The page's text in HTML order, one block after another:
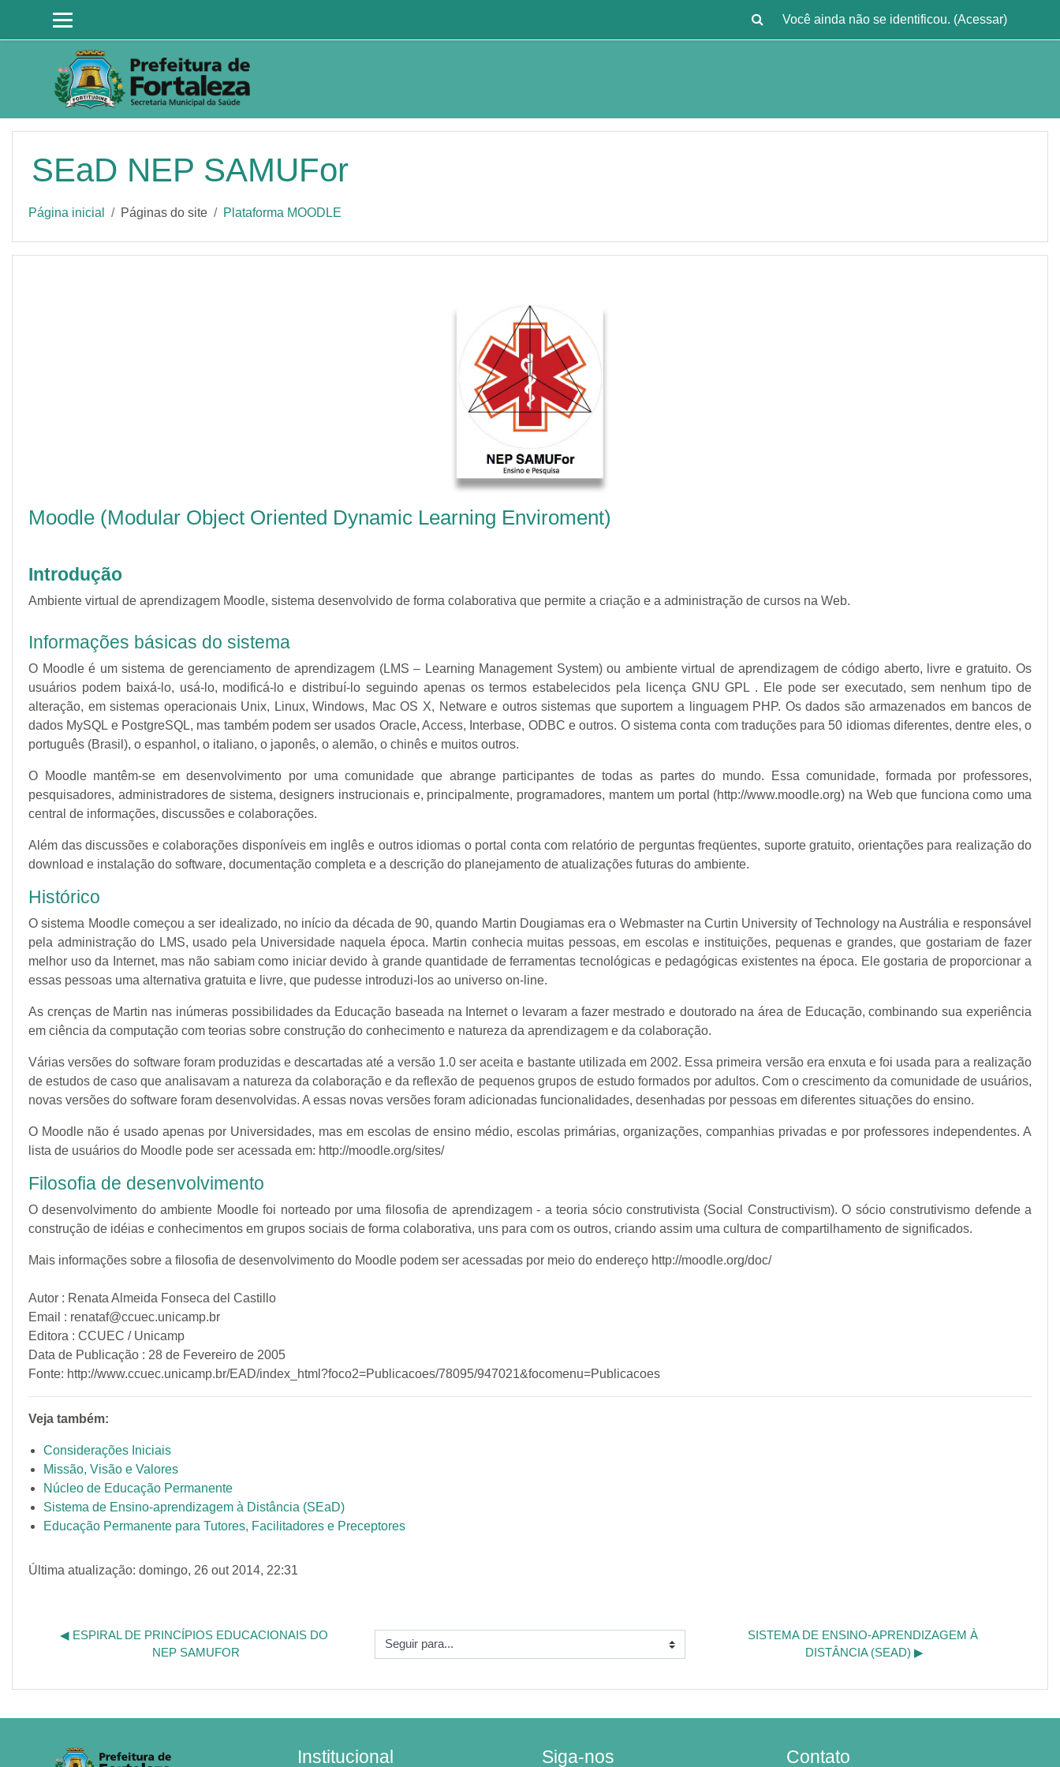
Você ainda não se identificou. (Acessar)
SEaD NEP SAMUFor
Página inicial Páginas do site Plataforma MOODLE
Moodle (Modular Object Oriented Dynamic Learning Enviroment)
Introdução
Ambiente virtual de aprendizagem Moodle, sistema desenvolvido de forma colaborativa que permite a criação e a administração de cursos na Web.
Informações básicas do sistema
O Moodle é um sistema de gerenciamento de aprendizagem (LMS – Learning Management System) ou ambiente virtual de aprendizagem de código aberto, livre e gratuito. Os
usuários podem baixá-lo, usá-lo, modificá-lo e distribuí-lo seguindo apenas os termos estabelecidos pela licença GNU GPL . Ele pode ser executado, sem nenhum tipo de
alteração, em sistemas operacionais Unix, Linux, Windows, Mac OS X, Netware e outros sistemas que suportem a linguagem PHP. Os dados são armazenados em bancos de
dados MySQL e PostgreSQL, mas também podem ser usados Oracle, Access, Interbase, ODBC e outros. O sistema conta com traduções para 50 idiomas diferentes, dentre eles, o
português (Brasil), o espanhol, o italiano, o japonês, o alemão, o chinês e muitos outros.
O Moodle mantêm-se em desenvolvimento por uma comunidade que abrange participantes de todas as partes do mundo. Essa comunidade, formada por professores,
pesquisadores, administradores de sistema, designers instrucionais e, principalmente, programadores, mantem um portal (http://www.moodle.org) na Web que funciona como uma
central de informações, discussões e colaborações.
Além das discussões e colaborações disponíveis em inglês e outros idiomas o portal conta com relatório de perguntas freqüentes, suporte gratuito, orientações para realização do
download e instalação do software, documentação completa e a descrição do planejamento de atualizações futuras do ambiente.
Histórico
O sistema Moodle começou a ser idealizado, no início da década de 90, quando Martin Dougiamas era o Webmaster na Curtin University of Technology na Austrália e responsável
pela administração do LMS, usado pela Universidade naquela época. Martin conhecia muitas pessoas, em escolas e instituições, pequenas e grandes, que gostariam de fazer
melhor uso da Internet, mas não sabiam como iniciar devido à grande quantidade de ferramentas tecnológicas e pedagógicas existentes na época. Ele gostaria de proporcionar a
essas pessoas uma alternativa gratuita e livre, que pudesse introduzi-los ao universo on-line.
As crenças de Martin nas inúmeras possibilidades da Educação baseada na Internet o levaram a fazer mestrado e doutorado na área de Educação, combinando sua experiência
em ciência da computação com teorias sobre construção do conhecimento e natureza da aprendizagem e da colaboração.
Várias versões do software foram produzidas e descartadas até a versão 1.0 ser aceita e bastante utilizada em 2002. Essa primeira versão era enxuta e foi usada para a realização
de estudos de caso que analisavam a natureza da colaboração e da reflexão de pequenos grupos de estudo formados por adultos. Com o crescimento da comunidade de usuários,
novas versões do software foram desenvolvidas. A essas novas versões foram adicionadas funcionalidades, desenhadas por pessoas em diferentes situações do ensino.
O Moodle não é usado apenas por Universidades, mas em escolas de ensino médio, escolas primárias, organizações, companhias privadas e por professores independentes. A
lista de usuários do Moodle pode ser acessada em: http://moodle.org/sites/
Filosofia de desenvolvimento
O desenvolvimento do ambiente Moodle foi norteado por uma filosofia de aprendizagem - a teoria sócio construtivista (Social Constructivism). O sócio construtivismo defende a
construção de idéias e conhecimentos em grupos sociais de forma colaborativa, uns para com os outros, criando assim uma cultura de compartilhamento de significados.
Mais informações sobre a filosofia de desenvolvimento do Moodle podem ser acessadas por meio do endereço http://moodle.org/doc/
Autor : Renata Almeida Fonseca del Castillo
Email : renataf@ccuec.unicamp.br
Editora : CCUEC / Unicamp
Data de Publicação : 28 de Fevereiro de 2005
Fonte: http://www.ccuec.unicamp.br/EAD/index_html?foco2=Publicacoes/78095/947021&focomenu=Publicacoes
Veja também:
Considerações Iniciais
Missão, Visão e Valores
Núcleo de Educação Permanente
Sistema de Ensino-aprendizagem à Distância (SEaD)
Educação Permanente para Tutores, Facilitadores e Preceptores
Última atualização: domingo, 26 out 2014, 22:31
◀︎ ESPIRAL DE PRINCÍPIOS EDUCACIONAIS DO
NEP SAMUFOR
Seguir para...
SISTEMA DE ENSINO-APRENDIZAGEM À
DISTÂNCIA (SEAD) ▶︎
Institucional Siga-nos Contato